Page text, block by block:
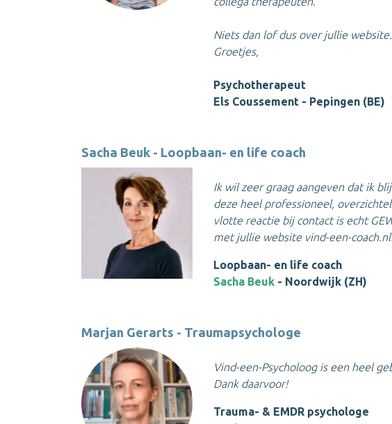
Niets dan lof dus over jullie website.
Groetjes,
Psychotherapeut
Els Coussement - Pepingen (BE)
Sacha Beuk - Loopbaan- en life coach
Ik wil zeer graag aangeven dat ik
deze heel professioneel,
vlotte reactie bij contact is echt
met jullie website vind-een-
Loopbaan- en life coach
Sacha Beuk - Noordwijk (ZH)
Marjan Gerarts - Traumapsychologe
Vind-een-Psycholoog is een heel
Dank daarvoor!
Trauma- & EMDR psychologe